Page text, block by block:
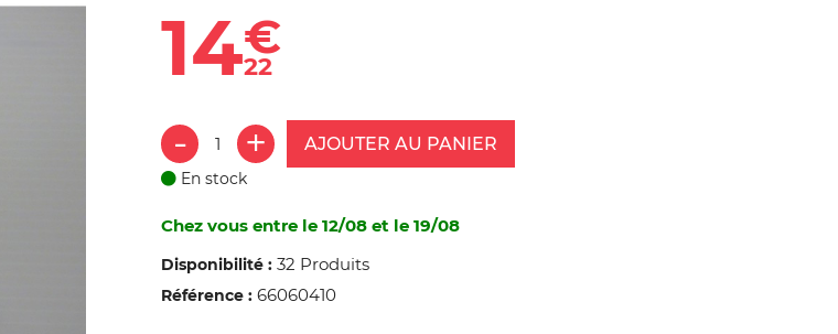
14€
22
AJOUTER AU PANIER
En stock
Chez vous entre le 12/08 et le 19/08
Disponibilité : 32 Produits
Référence : 66060410